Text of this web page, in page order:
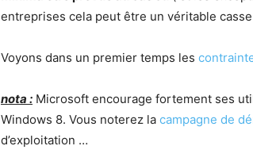
entreprises cela peut être un véritable
Voyons dans un premier temps les
nota : Microsoft encourage fortement ses
Windows 8. Vous noterez la campagne de
d’exploitation …